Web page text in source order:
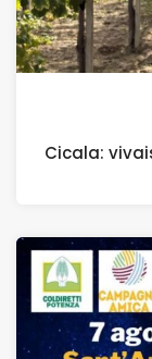
Cicala: